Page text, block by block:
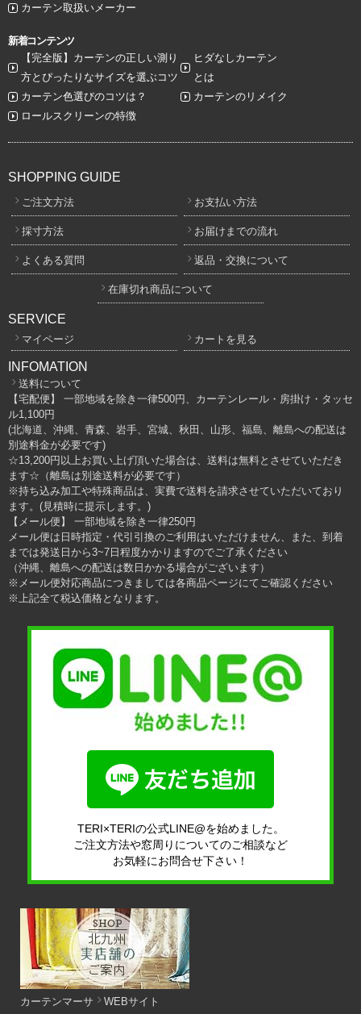
カーテン取扱いメーカー
新着コンテンツ
【完全版】カーテンの正しい測り
方とぴったりなサイズを選ぶコツ
ヒダなしカーテン
とは
カーテン色選びのコツは？
カーテンのリメイク
ロールスクリーンの特徴
SHOPPING GUIDE
ご注文方法 お支払い方法
採寸方法 お届けまでの流れ
よくある質問 返品・交換について
在庫切れ商品について
SERVICE
マイページ カートを見る
INFOMATION
送料について
【宅配便】 一部地域を除き一律500円、カーテンレール・房掛け・タッセ
ル1,100円
(北海道、沖縄、青森、岩手、宮城、秋田、山形、福島、離島への配送は
別途料金が必要です)
☆13,200円以上お買い上げ頂いた場合は、送料は無料とさせていただき
ます☆（離島は別途送料が必要です）
※持ち込み加工や特殊商品は、実費で送料を請求させていただいており
ます。(見積時に提示します。)
【メール便】 一部地域を除き一律250円
メール便は日時指定・代引引換のご利用はいただけません、また、到着
までは発送日から3~7日程度かかりますのでご了承ください
（沖縄、離島への配送は数日かかる場合がございます）
※メール便対応商品につきましては各商品ページにてご確認ください
※上記全て税込価格となります。
TERI×TERIの公式LINE@を始めました。
ご注文方法や窓周りについてのご相談など
お気軽にお問合せ下さい！
カーテンマーサ WEBサイト